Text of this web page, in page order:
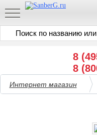
8
8
Интернет магазин